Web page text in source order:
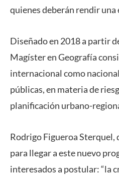
quienes deberán rendir
Diseñado en 2018 a partir
Magíster en Geografía
internacional como
públicas, en materia de
planificación urbano-
Rodrigo Figueroa
para llegar a este nuevo
interesados a postular: “la